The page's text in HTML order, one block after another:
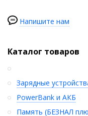
Напишите нам
Каталог товаров
Зарядные
PowerBank и АКБ
Память (БЕЗНАЛ